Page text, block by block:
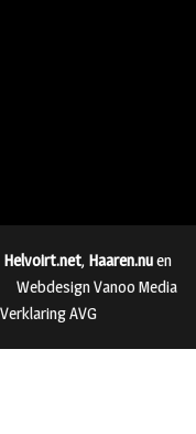
Helvoirt.net, Haaren.nuen
Webdesign Vanoo Media
AVG